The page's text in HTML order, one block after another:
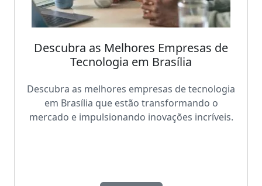
Descubra as Melhores Empresas de
Tecnologia em Brasília
Descubra as melhores empresas de tecnologia
em Brasília que estão transformando o
mercado e impulsionando inovações incríveis.